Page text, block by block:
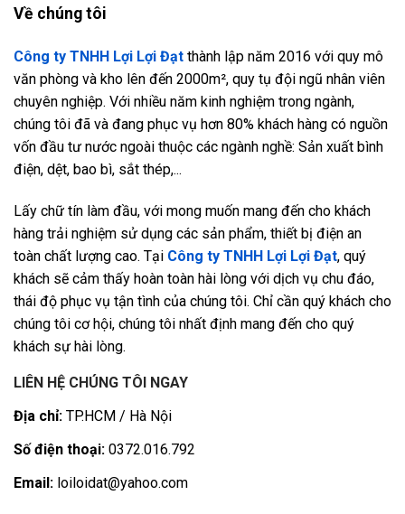
Về chúng tôi
Công ty TNHH Lợi Lợi Đạt thành lập năm 2016 với quy mô
văn phòng và kho lên đến 2000m², quy tụ đội ngũ nhân viên
chuyên nghiệp. Với nhiều năm kinh nghiệm trong ngành,
chúng tôi đã và đang phục vụ hơn 80% khách hàng có nguồn
vốn đầu tư nước ngoài thuộc các ngành nghề: Sản xuất bình
điện, dệt, bao bì, sắt thép,...
Lấy chữ tín làm đầu, với mong muốn mang đến cho khách
hàng trải nghiệm sử dụng các sản phẩm, thiết bị điện an
toàn chất lượng cao. Tại Công ty TNHH Lợi Lợi Đạt, quý
khách sẽ cảm thấy hoàn toàn hài lòng với dịch vụ chu đáo,
thái độ phục vụ tận tình của chúng tôi. Chỉ cần quý khách cho
chúng tôi cơ hội, chúng tôi nhất định mang đến cho quý
khách sự hài lòng.
LIÊN HỆ CHÚNG TÔI NGAY
Địa chỉ: TP.HCM / Hà Nội
Số điện thoại: 0372.016.792
Email: loiloidat@yahoo.com